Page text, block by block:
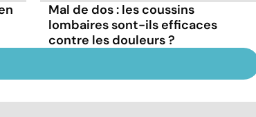
Mal de dos : les coussins
lombaires sont-ils efficaces
contre les douleurs ?